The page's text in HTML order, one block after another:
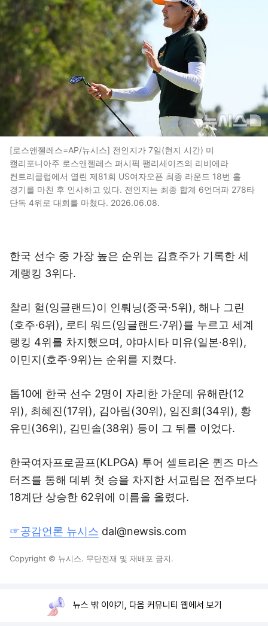
[로스앤젤레스=AP/뉴시스] 전인지가 7일(현지 시간) 미
캘리포니아주 로스앤젤레스 퍼시픽 팰리세이즈의 리비에라
컨트리클럽에서 열린 제81회 US여자오픈 최종 라운드 18번 홀
경기를 마친 후 인사하고 있다. 전인지는 최종 합계 6언더파 278타
단독 4위로 대회를 마쳤다. 2026.06.08.
한국 선수 중 가장 높은 순위는 김효주가 기록한 세
계랭킹 3위다.
찰리 헐(잉글랜드)이 인뤄닝(중국·5위), 해나 그린
(호주·6위), 로티 워드(잉글랜드·7위)를 누르고 세계
랭킹 4위를 차지했으며, 야마시타 미유(일본·8위),
이민지(호주·9위)는 순위를 지켰다.
톱10에 한국 선수 2명이 자리한 가운데 유해란(12
위), 최혜진(17위), 김아림(30위), 임진희(34위), 황
유민(36위), 김민솔(38위) 등이 그 뒤를 이었다.
한국여자프로골프(KLPGA) 투어 셀트리온 퀸즈 마스
터즈를 통해 데뷔 첫 승을 차지한 서교림은 전주보다
18계단 상승한 62위에 이름을 올렸다.
☞공감언론 뉴시스 dal@newsis.com
Copyright © 뉴시스. 무단전재 및 재배포 금지.
뉴스 밖 이야기, 다음 커뮤니티 웹에서 보기